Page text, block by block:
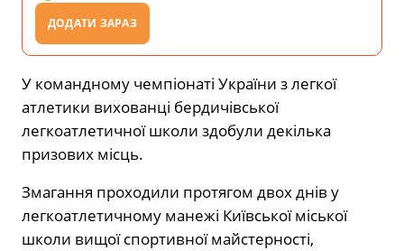
ДОДАТИ ЗАРАЗ
У командному чемпіонаті України з легкої
атлетики вихованці бердичівської
легкоатлетичної школи здобули декілька
призових місць.
Змагання проходили протягом двох днів у
легкоатлетичному манежі Київської міської
школи вищої спортивної майстерності,